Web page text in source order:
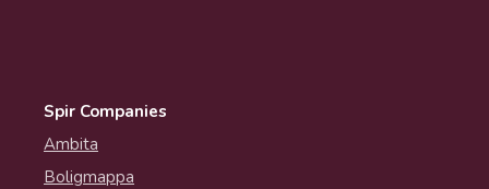
Spir Companies
Ambita
Boligmappa